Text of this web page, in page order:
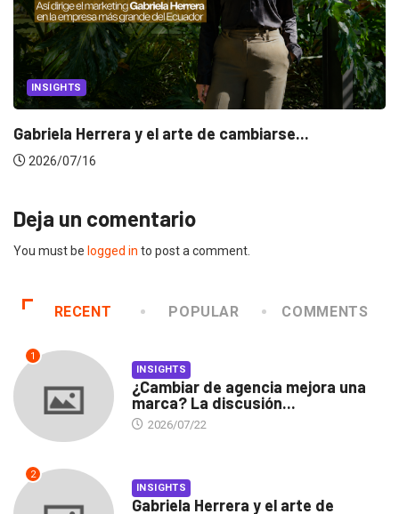
INSIGHTS
Gabriela Herrera y el arte de cambiarse...
2026/07/16
Deja un comentario
You must be logged in to post a comment.
RECENT POPULAR COMMENTS
1
INSIGHTS
¿Cambiar de agencia mejora una
marca? La discusión...
2026/07/22
2
INSIGHTS
Gabriela Herrera y el arte de